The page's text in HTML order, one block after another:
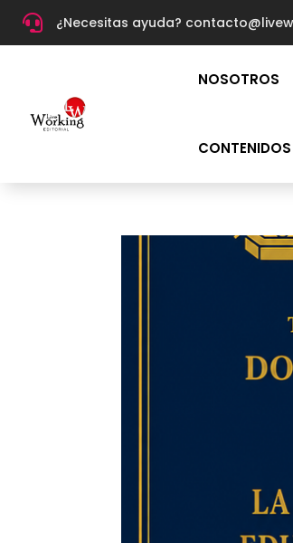
 ¿Necesitas ayuda? c
NOSOTROS